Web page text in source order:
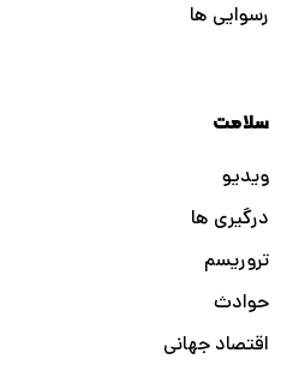
رسوایی ها
سلامت
ویدیو
درگیری ها
تروریسم
حوادث
اقتصاد جهانی